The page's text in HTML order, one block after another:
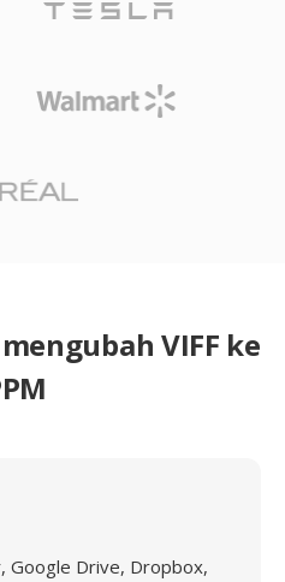
VIFF ke
Google Drive, Dropbox,